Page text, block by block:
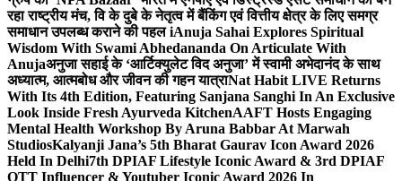
रहा राष्ट्रीय मंच, वि के दुबे के नेतृत्व में बैंकिंग एवं वित्तीय क्षेत्र के लिए समग्र
समाधान उपलब्ध कराने की पहल iAnuja Sahai Explores Spiritual
Wisdom With Swami Abhedananda On Articulate With
Anujaअनुजा सहाई के ‘आर्टिक्युलेट विद अनुजा’ में स्वामी अभेदानंद के साथ
अध्यात्म, आत्मबोध और जीवन की गहन यात्राNat Habit LIVE Returns
With Its 4th Edition, Featuring Sanjana Sanghi In An Exclusive
Look Inside Fresh Ayurveda KitchenAAFT Hosts Engaging
Mental Health Workshop By Aruna Babbar At Marwah
StudiosKalyanji Jana’s 5th Bharat Gaurav Icon Award 2026
Held In Delhi7th DPIAF Lifestyle Iconic Award & 3rd DPIAF
OTT Influencer & Youtuber Iconic Award 2026 In